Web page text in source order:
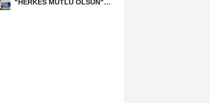
"HERKES MUTLU OLSUN"